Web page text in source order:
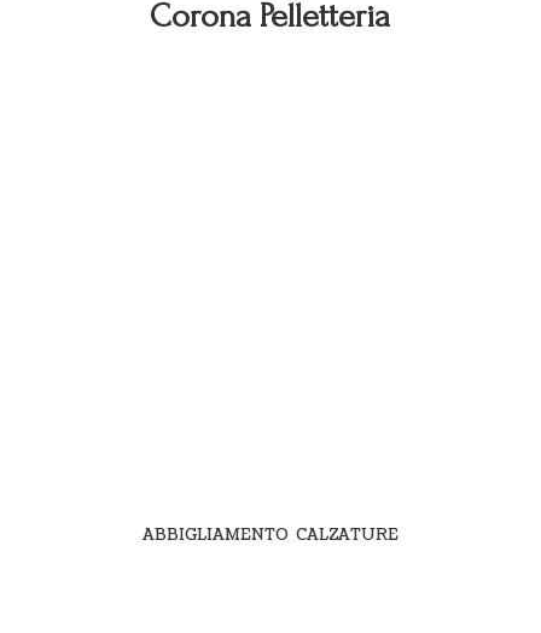
Corona Pelletteria
ABBIGLIAMENTO CALZATURE